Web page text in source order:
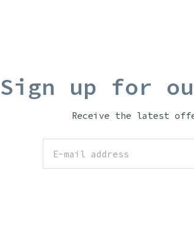
Sign up for
Receive the latest